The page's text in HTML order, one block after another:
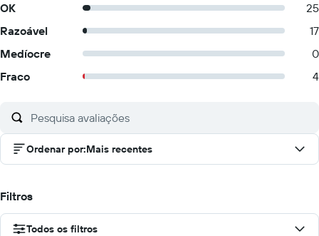
OK
25
Razoável
17
Medíocre
0
Fraco
4
Ordenar por:Mais recentes
Filtros
Todos os filtros